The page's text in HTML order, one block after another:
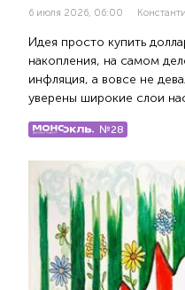
6 июля 2026, 06:00
Идея просто купить
накопления, на самом
инфляция, а вовсе не
уверены широкие слои
№28